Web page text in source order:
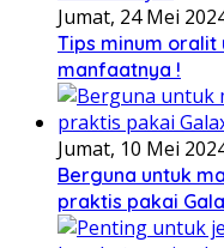
Jumat, 24 Mei
Tips minum oralit
manfaatnya !
Jumat, 10 Mei
Berguna untuk
praktis pakai